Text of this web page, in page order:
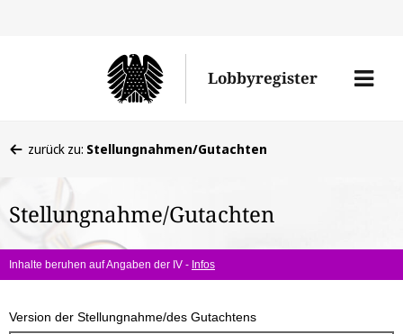
Lobbyregister
Menü
befinden
hier:
zurück zu: Stellungnahmen/Gutachten
Stellungnahme/Gutachten
Inhalte beruhen auf Angaben der IV - Infos
Version der Stellungnahme/des Gutachtens